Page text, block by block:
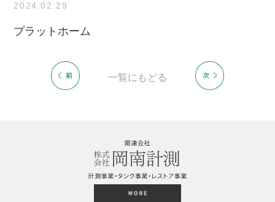
2024.02.29
プラットホーム
一覧にもどる